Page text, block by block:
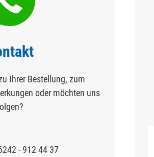
Ihrer Bestellung, zum
oder möchten uns
- 912 44 37